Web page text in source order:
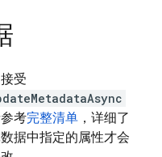
受
考完整清单 ，详细了
据中指定的属性才会